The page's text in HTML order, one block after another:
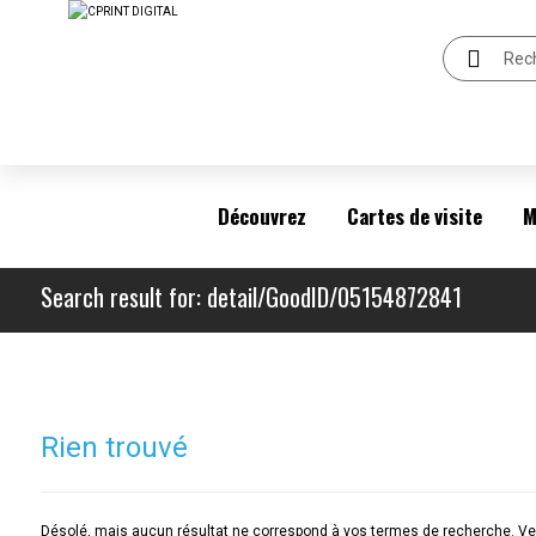
Découvrez Cartes de visite
Search result for: detail/GoodID/05154872841
Rien trouvé
Désolé, mais aucun résultat ne correspond à vos termes de recherche.